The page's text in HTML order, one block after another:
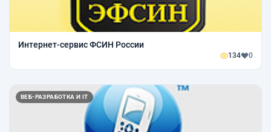
Интернет-сервис ФСИН России
134 0
ВЕБ-РАЗРАБОТКА И IT